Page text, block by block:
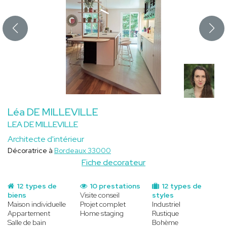
Léa DE MILLEVILLE
LEA DE MILLEVILLE
Architecte d'intérieur
Fiche decorateur
Décoratrice à Bordeaux 33000
12 types de
biens
Maison individuelle
Appartement
Salle de bain
12 types de
styles
Industriel
Rustique
Bohème
10 prestations
Visite conseil
Projet complet
Home staging